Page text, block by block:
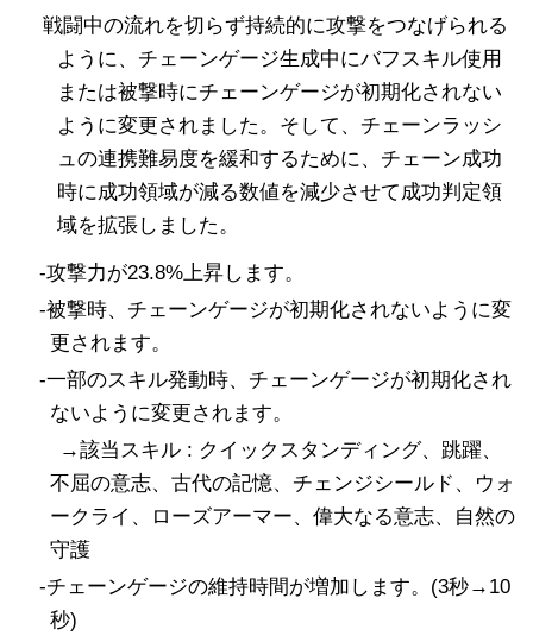
戦闘中の流れを切らず持続的に攻撃をつなげられる
ように、チェーンゲージ生成中にバフスキル使用
または被撃時にチェーンゲージが初期化されない
ように変更されました。そして、チェーンラッシ
ュの連携難易度を緩和するために、チェーン成功
時に成功領域が減る数値を減少させて成功判定領
域を拡張しました。
-攻撃力が23.8%上昇します。
-被撃時、チェーンゲージが初期化されないように変
更されます。
-一部のスキル発動時、チェーンゲージが初期化され
ないように変更されます。
→該当スキル : クイックスタンディング、跳躍、
不屈の意志、古代の記憶、チェンジシールド、ウォ
ークライ、ローズアーマー、偉大なる意志、自然の
守護
-チェーンゲージの維持時間が増加します。(3秒→10
秒)